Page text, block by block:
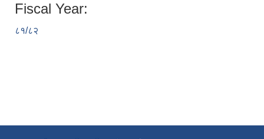
Fiscal Year:
८१/८२